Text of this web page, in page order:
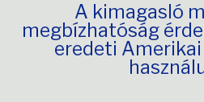
A kimagasló
megbízhatóság
eredeti